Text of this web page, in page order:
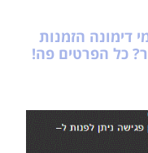
דימונה הזמנות
כל הפרטים פה!